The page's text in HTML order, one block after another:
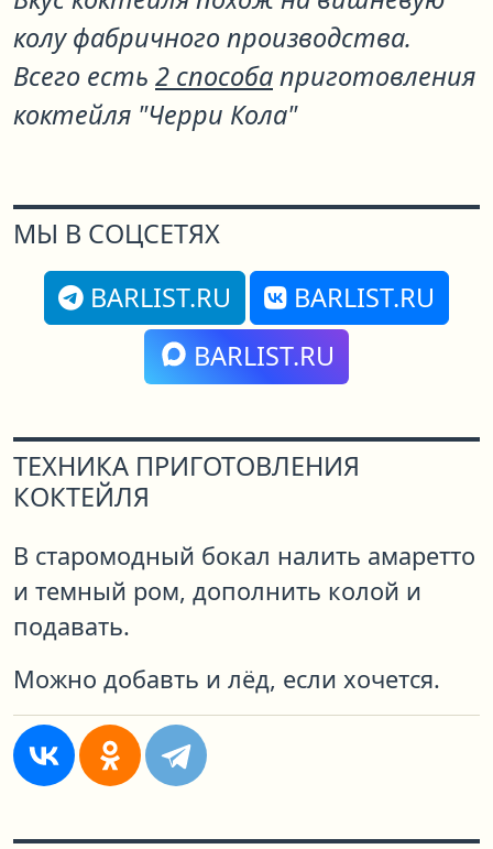
колу фабричного производства.
Всего есть 2 способаприготовления
коктейля "Черри Кола"
МЫ В СОЦСЕТЯХ
BARLIST.RU
BARLIST.RU
BARLIST.RU
ТЕХНИКА ПРИГОТОВЛЕНИЯ
КОКТЕЙЛЯ
В старомодный бокал налить амаретто
и темный ром, дополнить колой и
подавать.
Можно добавть и лёд, если хочется.